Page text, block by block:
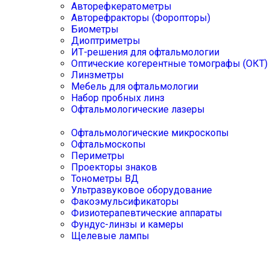
Авторефкератометры
Авторефракторы (Форопторы)
Биометры
Диоптриметры
ИТ-решения для офтальмологии
Оптические когерентные томографы (ОКТ)
Линзметры
Мебель для офтальмологии
Набор пробных линз
Офтальмологические лазеры
Офтальмологические микроскопы
Офтальмоскопы
Периметры
Проекторы знаков
Тонометры ВД
Ультразвуковое оборудование
Факоэмульсификаторы
Физиотерапевтические аппараты
Фундус-линзы и камеры
Щелевые лампы